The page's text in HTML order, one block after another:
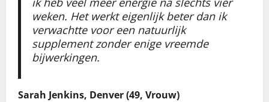
weken. Het werkt eigenlijk beter dan ik
verwachtte voor een natuurlijk
supplement zonder enige vreemde
bijwerkingen.
Sarah Jenkins, Denver (49, Vrouw)